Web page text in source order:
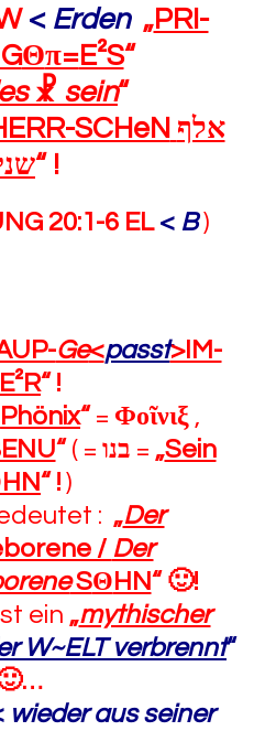
< Erden „PRI-
Θπ=E²S“
☧ sein“
SCHeN אלף
“ !
20:1-6 EL < B)
Ge<passt>IM-
“ !
Phönix“ = Φοῖνιξ ,
“ ( = בנו = „Sein
HN“ ! )
: „Der
/ Der
SΘ HN“ 🙂!
ein „mythischer
W~ELT verbrennt“
…
wieder aus seiner